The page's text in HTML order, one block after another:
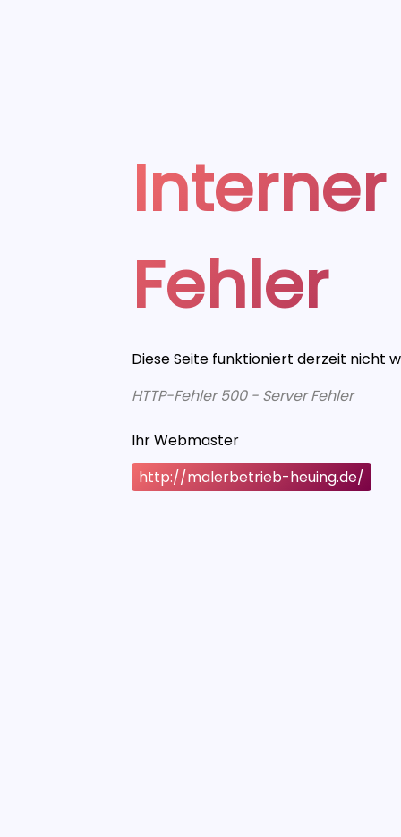
Fehler
Diese Seite funktioniert derzeit nicht
HTTP-Fehler 500 - Server Fehler
Ihr Webmaster
http://malerbetrieb-heuing.de/